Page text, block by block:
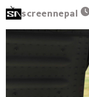
screennepal